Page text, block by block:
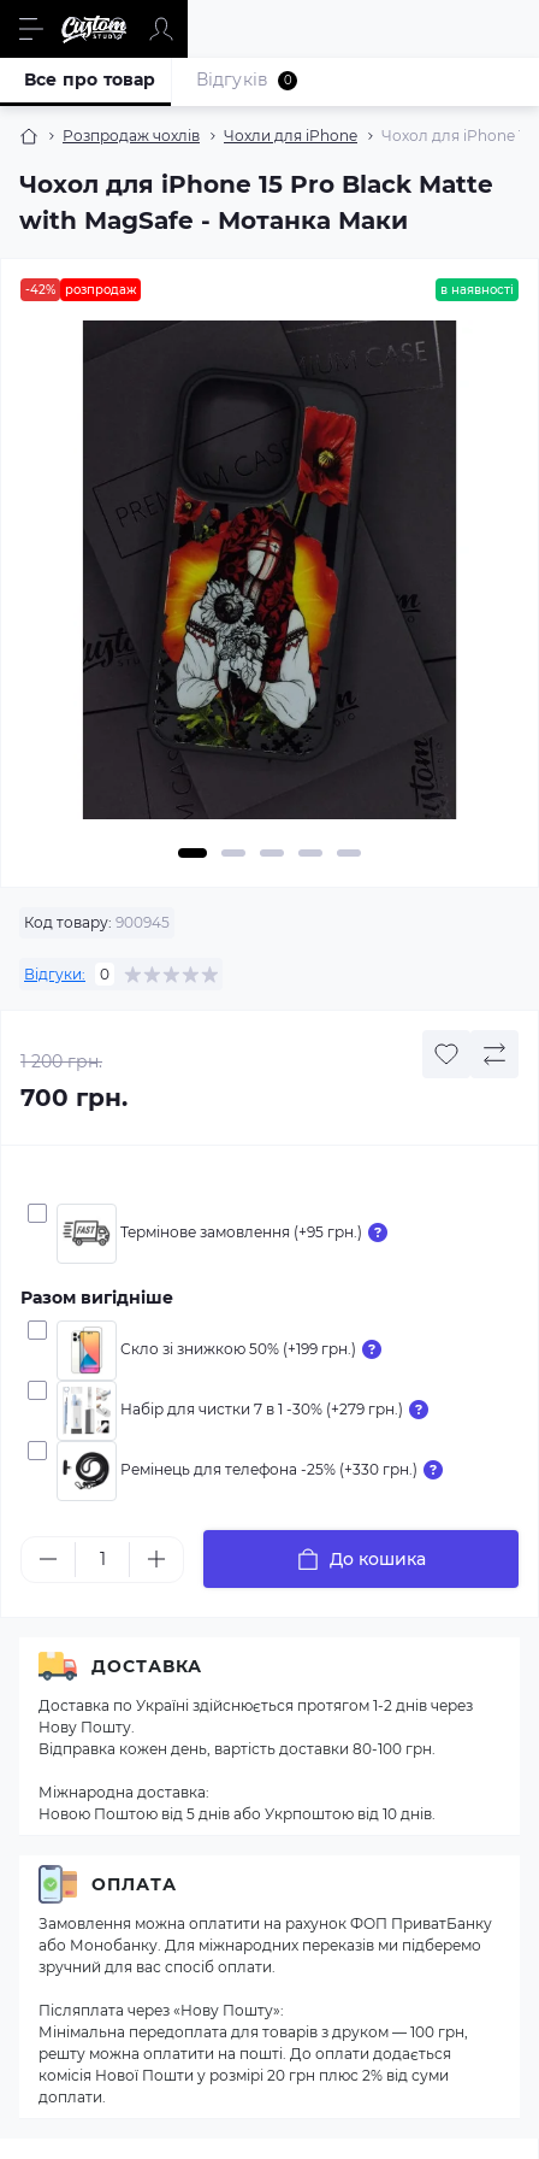
Розпродаж чохлів Чохли для iPhone Чохол для iPhone
Чохол для iPhone 15 Pro Black Matte
with MagSafe - Мотанка Маки
Все про товар Відгуків 0
-42% розпродаж в наявності
Код товару: 900945
Відгуки: 0
1 200 грн.
700 грн.
Термінове замовлення (+95 грн.)
Разом вигідніше
Скло зі знижкою 50% (+199 грн.)
Набір для чистки 7 в 1 -30% (+279 грн.)
Ремінець для телефона -25% (+330 грн.)
До кошика
ДОСТАВКА
Доставка по Україні здійснюється протягом 1-2 днів через
Нову Пошту.
Відправка кожен день, вартість доставки 80-100 грн.
Міжнародна доставка:
Новою Поштою від 5 днів або Укрпоштою від 10 днів.
ОПЛАТА
Замовлення можна оплатити на рахунок ФОП ПриватБанку
або Монобанку. Для міжнародних переказів ми підберемо
зручний для вас спосіб оплати.
Післяплата через «Нову Пошту»:
Мінімальна передоплата для товарів з друком — 100 грн,
решту можна оплатити на пошті. До оплати додається
комісія Нової Пошти у розмірі 20 грн плюс 2% від суми
доплати.